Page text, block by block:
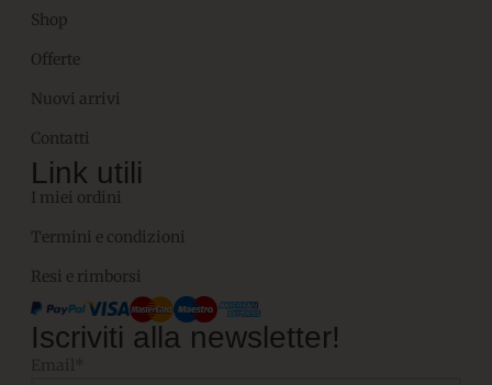
Shop
Offerte
Nuovi arrivi
Contatti
Link utili
I miei ordini
Termini e condizioni
Resi e rimborsi
Iscriviti alla newsletter!